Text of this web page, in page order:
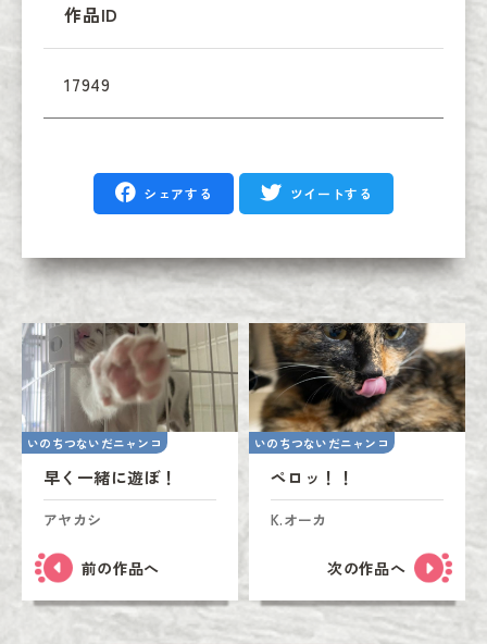
作品ID
17949
シェアする ツイートする
いのちつないだニャンコ
早く一緒に遊ぼ！
アヤカシ
前の作品へ
いのちつないだニャンコ
ペロッ！！
K.オーカ
次の作品へ